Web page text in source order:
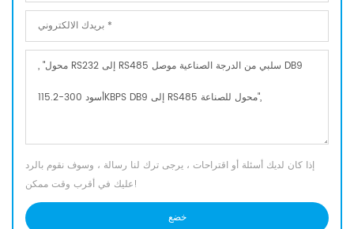
إذا كان لديك أسئلة أو اقتراحات ، يرجى ترك لنا رسالة ، وسوف نقوم بالرد
عليك في أقرب وقت ممكن!